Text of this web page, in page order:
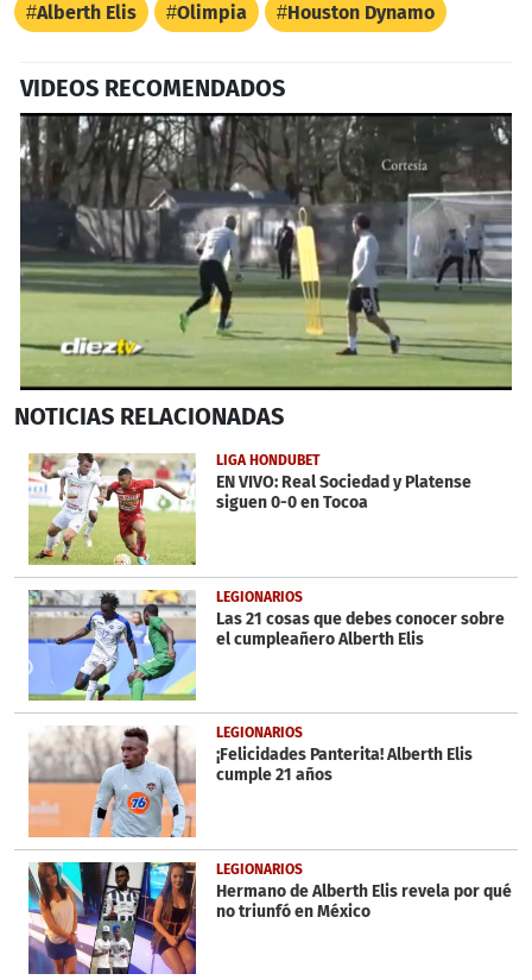
Alberth Elis Olimpia Houston Dynamo
VIDEOS RECOMENDADOS
seconds
54
seconds
NOTICIAS RELACIONADAS
LIGA HONDUBET
EN VIVO: Real Sociedad y Platense
siguen 0-0 en Tocoa
LEGIONARIOS
Las 21 cosas que debes conocer sobre
el cumpleañero Alberth Elis
LEGIONARIOS
¡Felicidades Panterita! Alberth Elis
cumple 21 años
LEGIONARIOS
Hermano de Alberth Elis revela por qué
no triunfó en México